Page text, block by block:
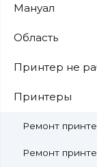
Мануал
Область
Принтер не
Принтеры
Ремонт
Ремонт